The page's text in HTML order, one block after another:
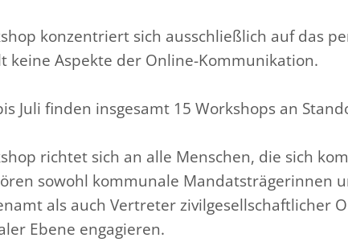
konzentriert sich ausschließlich auf das
keine Aspekte der Online-Kommunikation.
Juli finden insgesamt 15 Workshops an
richtet sich an alle Menschen, die sich
sowohl kommunale Mandatsträgerinnen
als auch Vertreter zivilgesellschaftlicher
Ebene engagieren.